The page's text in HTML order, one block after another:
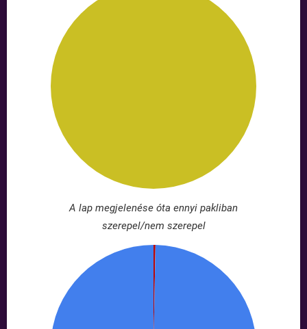
A lap megjelenése óta ennyi pakliban
szerepel/nem szerepel